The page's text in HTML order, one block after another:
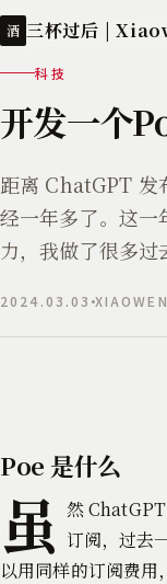
酒
科技
开发一个
距离 ChatGPT 发
经一年多了。这
力，我做了很多过
2024.03.03
Poe 是什么
虽 然
订阅，过去
以用同样的订阅费